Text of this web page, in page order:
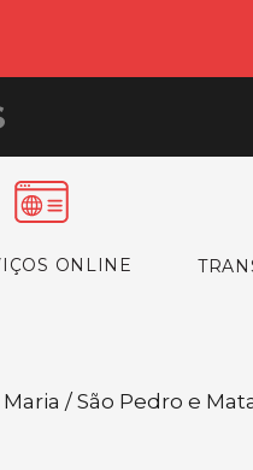
ONLINE
/ São Pedro e